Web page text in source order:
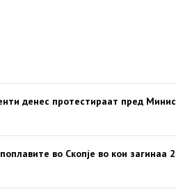
денес протестираат пред
во Скопје во кои загинаа